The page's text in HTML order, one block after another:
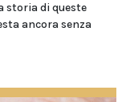
storia di queste
ancora senza